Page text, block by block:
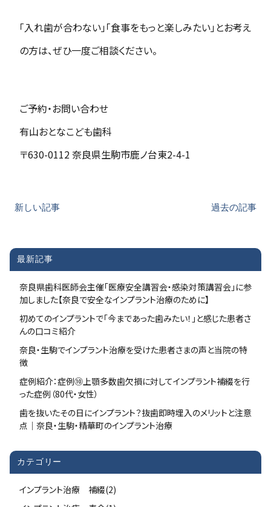
「入れ歯が合わない」「食事をもっと楽しみたい」とお考え
の方は、ぜひ一度ご相談ください。
ご予約・お問い合わせ
有山おとなこども歯科
〒630-0112 奈良県生駒市鹿ノ台東2-4-1
新しい記事 過去の記事
最新記事
奈良県歯科医師会主催「医療安全講習会・感染対策講習会」に参
加しました【奈良で安全なインプラント治療のために】
初めてのインプラントで「今まであった歯みたい！」と感じた患者さ
んの口コミ紹介
奈良・生駒でインプラント治療を受けた患者さまの声と当院の特
徴
症例紹介：症例⑩上顎多数歯欠損に対してインプラント補綴を行
った症例（80代・女性）
歯を抜いたその日にインプラント？抜歯即時埋入のメリットと注意
点｜奈良・生駒・精華町のインプラント治療
カテゴリー
インプラント治療 補綴(2)